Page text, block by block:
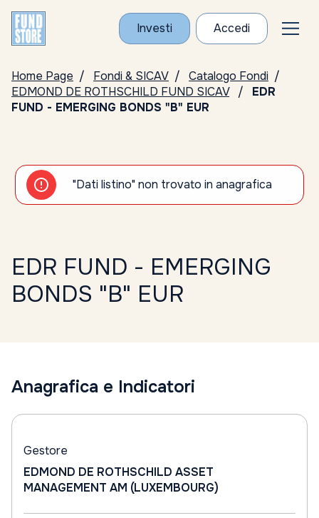
Investi Accedi
Home Page Fondi & SICAV
Catalogo Fondi
EDMOND DE ROTHSCHILD FUND SICAV
EDR
FUND - EMERGING BONDS "B" EUR
"Dati listino" non trovato in anagrafica
EDR FUND - EMERGING
BONDS "B" EUR
Anagrafica e Indicatori
Gestore
EDMOND DE ROTHSCHILD ASSET
MANAGEMENT AM (LUXEMBOURG)